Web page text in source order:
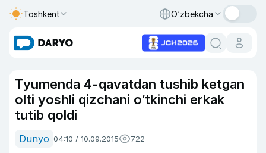
Toshkent O‘zbekcha
Tyumenda 4-qavatdan tushib ketgan
olti yoshli qizchani o‘tkinchi erkak
tutib qoldi
Dunyo 04:10 / 10.09.2015 722